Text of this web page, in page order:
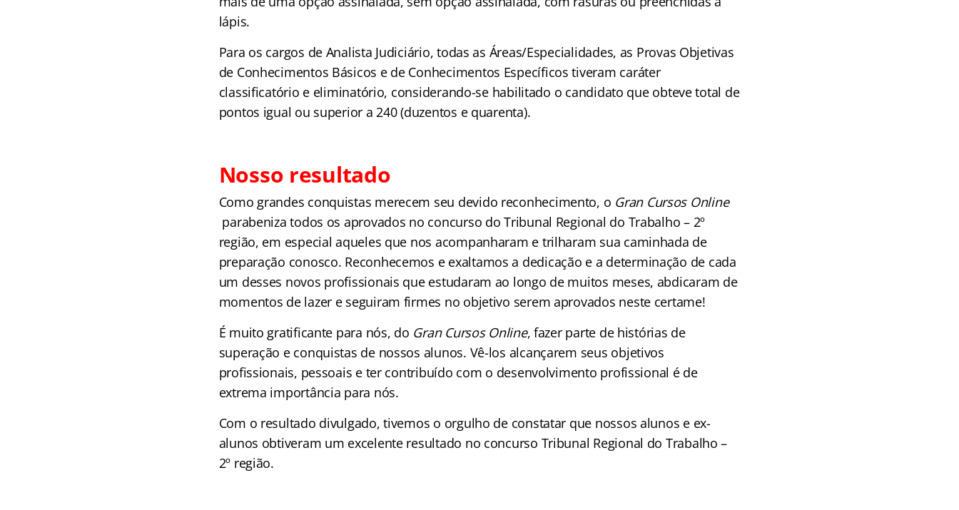
lápis.
Para os cargos de Analista Judiciário, todas as Áreas/Especialidades, as Provas Objetivas
de Conhecimentos Básicos e de Conhecimentos Específicos tiveram caráter
classificatório e eliminatório, considerando-se habilitado o candidato que obteve total de
pontos igual ou superior a 240 (duzentos e quarenta).
Nosso resultado
Como grandes conquistas merecem seu devido reconhecimento, o Gran Cursos Online
parabeniza todos os aprovados no concurso do Tribunal Regional do Trabalho – 2º
região, em especial aqueles que nos acompanharam e trilharam sua caminhada de
preparação conosco. Reconhecemos e exaltamos a dedicação e a determinação de cada
um desses novos profissionais que estudaram ao longo de muitos meses, abdicaram de
momentos de lazer e seguiram firmes no objetivo serem aprovados neste certame!
É muito gratificante para nós, do Gran Cursos Online, fazer parte de histórias de
superação e conquistas de nossos alunos. Vê-los alcançarem seus objetivos
profissionais, pessoais e ter contribuído com o desenvolvimento profissional é de
extrema importância para nós.
Com o resultado divulgado, tivemos o orgulho de constatar que nossos alunos e ex-
alunos obtiveram um excelente resultado no concurso Tribunal Regional do Trabalho –
2º região.